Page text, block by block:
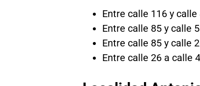
Entre calle 116 y
Entre calle 85 y calle
Entre calle 85 y calle
Entre calle 26 a calle